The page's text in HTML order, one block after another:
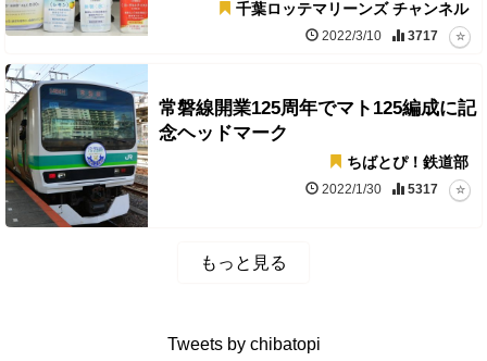
千葉ロッテマリーンズ チャンネル
2022/3/10 3717
常磐線開業125周年でマト125編成に記
念ヘッドマーク
ちばとぴ！鉄道部
2022/1/30 5317
もっと見る
Tweets by chibatopi